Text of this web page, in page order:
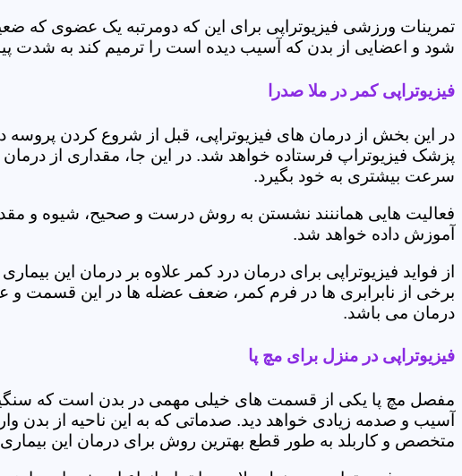
تمرینات ورزشی فیزیوتراپی برای این که دومرتبه یک عضوی
شود و اعضایی از بدن که آسیب دیده است را ترمیم کند به شدت
فیزیوتراپی کمر در ملا صدرا
در این بخش از درمان های فیزیوتراپی، قبل از شروع کردن
پزشک فیزیوتراپ فرستاده خواهد شد. در این جا، مقداری از
سرعت بیشتری به خود بگیرد.
فعالیت هایی هماننند نشستن به روش درست و صحیح، شیوه و
آموزش داده خواهد شد.
از فواید فیزیوتراپی برای درمان درد کمر علاوه بر درمان
برخی از نابرابری ها در فرم کمر، ضعف عضله ها در این قسمت
درمان می باشد.
فیزیوتراپی در منزل برای مچ پا
مفصل مچ پا یکی از قسمت های خیلی مهمی در بدن است که
آسیب و صدمه زیادی خواهد دید. صدماتی که به این ناحیه از بدن
متخصص و کاربلد به طور قطع بهترین روش برای درمان این